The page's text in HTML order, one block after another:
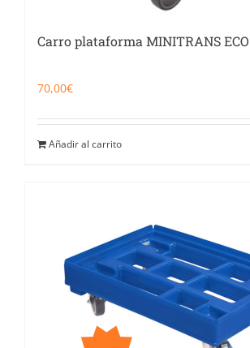
Carro plataforma MINITRANS ECO
70,00€
Añadir al carrito